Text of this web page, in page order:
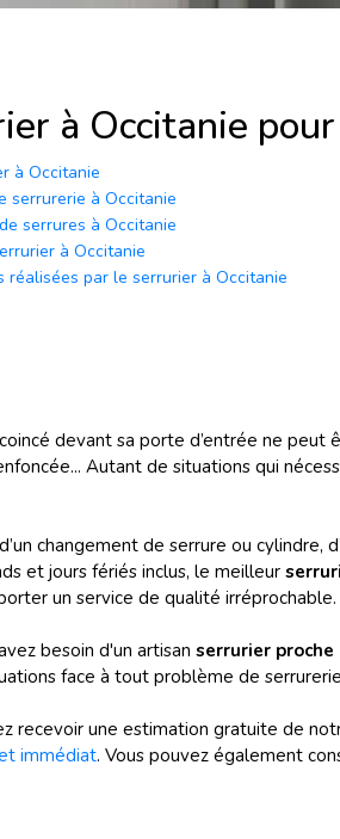
à Occitanie
à Occitanie
serrurerie à Occitanie
serrures à Occitanie
à Occitanie
réalisées par le serrurier à Occitanie
devant sa porte d’entrée ne peut
Autant de situations qui
d’un changement de serrure ou
et jours fériés inclus, le meilleur
un service de qualité irréprochable.
besoin d'un artisan serrurier proche
face à tout problème de
recevoir une estimation gratuite de
immédiat. Vous pouvez également